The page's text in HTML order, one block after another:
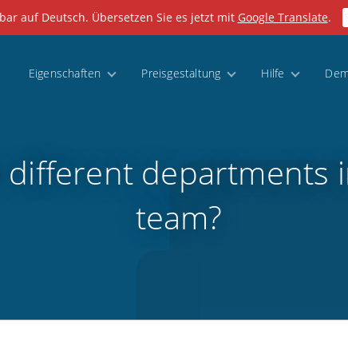
auf Deutsch. Übersetzen Sie es jetzt mit Google Translate.
Eigenschaften Preisgestaltung Hilfe
different departments
team?